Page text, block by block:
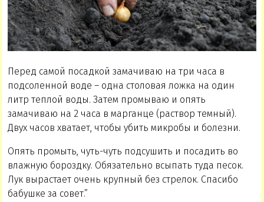
Перед самой посадкой замачиваю на три часа в
подсоленной воде – одна столовая ложка на один
литр теплой воды. Затем промываю и опять
замачиваю на 2 часа в марганце (раствор темный).
Двух часов хватает, чтобы убить микробы и болезни.
Опять промыть, чуть-чуть подсушить и посадить во
влажную бороздку. Обязательно всыпать туда песок.
Лук вырастает очень крупный без стрелок. Спасибо
бабушке за совет.”